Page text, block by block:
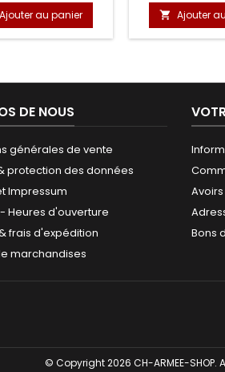
Ajouter au panier  Ajouter
DE NOUS
générales de vente
protection des données
Impressum
Heures d'ouverture
frais d'expédition
marchandises
Avoirs
Bons
© Copyright 2026 CH-ARMEE-SHOP.